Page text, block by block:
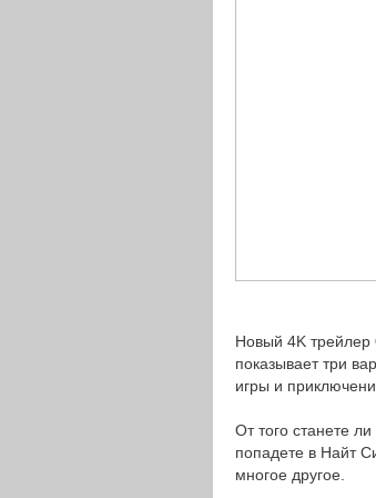
Новый 4K трейлер
показывает три
игры и
От того станете
попадете в Найт
многое другое.